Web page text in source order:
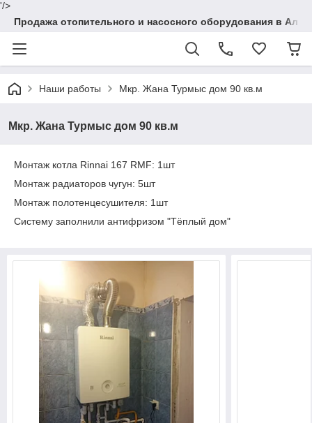
'/>
Продажа отопительного и насосного оборудования в
Наши работы Мкр. Жана Турмыс дом 90 кв.м
Мкр. Жана Турмыс дом 90 кв.м
Монтаж котла Rinnai 167 RMF: 1шт
Монтаж радиаторов чугун: 5шт
Монтаж полотенцесушителя: 1шт
Систему заполнили антифризом "Тёплый дом"